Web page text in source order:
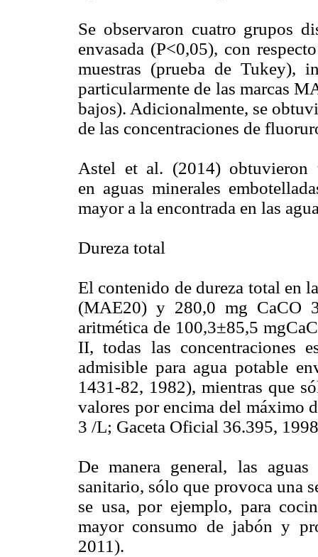
Se observaron cuatro grupos
envasada (P<0,05), con
muestras (prueba de Tukey),
particularmente de las marcas
bajos). Adicionalmente, se
de las concentraciones de
Astel et al. (2014) obtuvieron
en aguas minerales
mayor a la encontrada en las
Dureza total
El contenido de dureza total en
(MAE20) y 280,0 mg CaCO
aritmética de 100,3±85,5
II, todas las concentraciones
admisible para agua potable
1431-82, 1982), mientras que
valores por encima del máximo
3 /L; Gaceta Oficial 36.395,
De manera general, las
sanitario, sólo que provoca una
se usa, por ejemplo, para
mayor consumo de jabón y
2011).